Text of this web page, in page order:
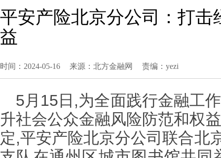
平安产险北京分公司：打
益
时间：2024-05-16 来源：北方金融网 责编：yezi
5月15日,为全面践行金融工
升社会公众金融风险防范和权
定,平安产险北京分公司联合北